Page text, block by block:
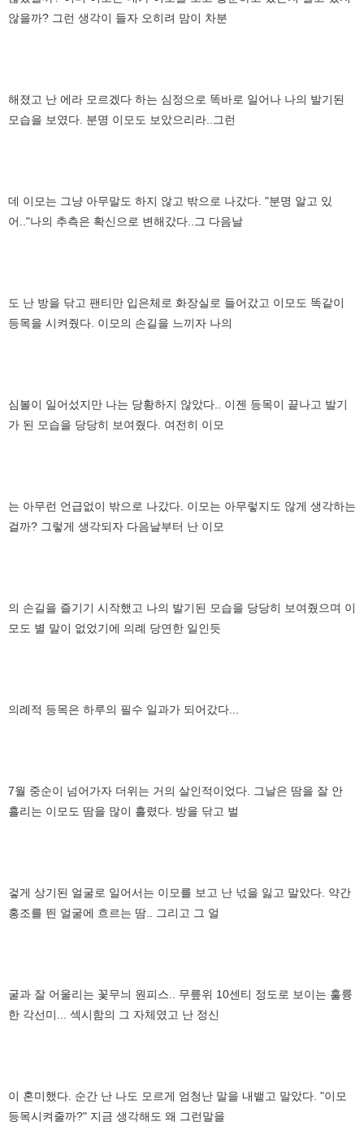
않을까? 그런 생각이 들자 오히려 맘이 차분
해졌고 난 에라 모르겠다 하는 심정으로 똑바로 일어나 나의 발기된
모습을 보였다. 분명 이모도 보았으리라..그런
데 이모는 그냥 아무말도 하지 않고 밖으로 나갔다. "분명 알고 있
어.."나의 추측은 확신으로 변해갔다..그 다음날
도 난 방을 닦고 팬티만 입은체로 화장실로 들어갔고 이모도 똑같이
등목을 시켜줬다. 이모의 손길을 느끼자 나의
심볼이 일어섰지만 나는 당황하지 않았다.. 이젠 등목이 끝나고 발기
가 된 모습을 당당히 보여줬다. 여전히 이모
는 아무런 언급없이 밖으로 나갔다. 이모는 아무렇지도 않게 생각하는
걸까? 그렇게 생각되자 다음날부터 난 이모
의 손길을 즐기기 시작했고 나의 발기된 모습을 당당히 보여줬으며 이
모도 별 말이 없었기에 의례 당연한 일인듯
의례적 등목은 하루의 필수 일과가 되어갔다...
7월 중순이 넘어가자 더위는 거의 살인적이었다. 그날은 땀을 잘 안
흘리는 이모도 땀을 많이 흘렸다. 방을 닦고 벌
겋게 상기된 얼굴로 일어서는 이모를 보고 난 넋을 잃고 말았다. 약간
홍조를 띈 얼굴에 흐르는 땀.. 그리고 그 얼
굴과 잘 어울리는 꽃무늬 원피스.. 무릎위 10센티 정도로 보이는 훌륭
한 각선미... 섹시함의 그 자체였고 난 정신
이 혼미했다. 순간 난 나도 모르게 엄청난 말을 내뱉고 말았다. "이모
등목시켜줄까?" 지금 생각해도 왜 그런말을